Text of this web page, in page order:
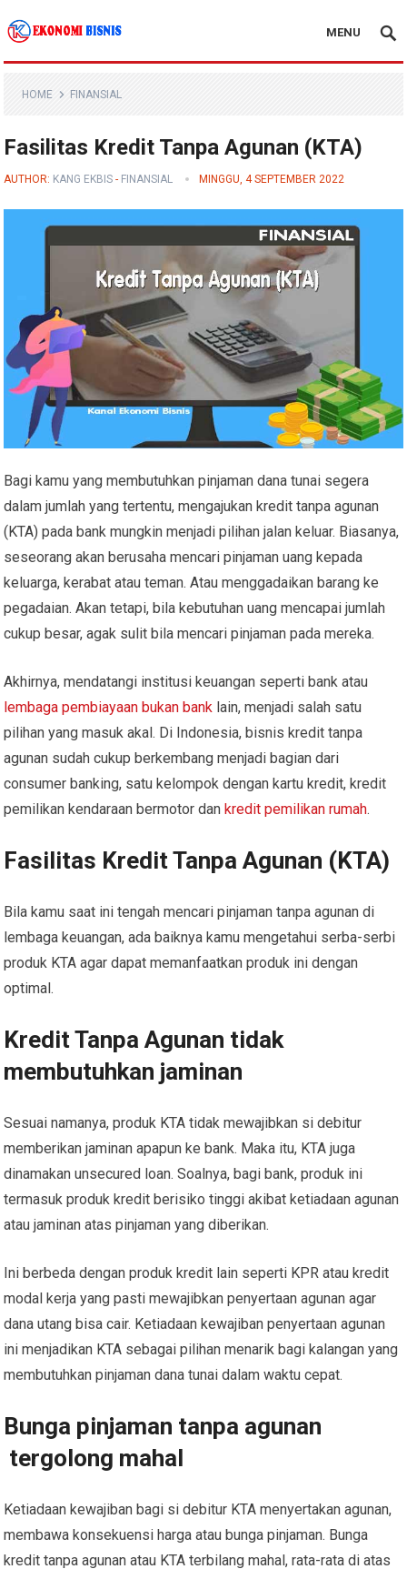
Kanal Ekonomi Bisnis
MENU
HOME FINANSIAL
Fasilitas Kredit Tanpa Agunan (KTA)
AUTHOR: KANG EKBIS - FINANSIAL MINGGU, 4 SEPTEMBER 2022
Bagi kamu yang membutuhkan pinjaman dana tunai segera
dalam jumlah yang tertentu, mengajukan kredit tanpa agunan
(KTA) pada bank mungkin menjadi pilihan jalan keluar. Biasanya,
seseorang akan berusaha mencari pinjaman uang kepada
keluarga, kerabat atau teman. Atau menggadaikan barang ke
pegadaian. Akan tetapi, bila kebutuhan uang mencapai jumlah
cukup besar, agak sulit bila mencari pinjaman pada mereka.
Akhirnya, mendatangi institusi keuangan seperti bank atau
lembaga pembiayaan bukan bank lain, menjadi salah satu
pilihan yang masuk akal. Di Indonesia, bisnis kredit tanpa
agunan sudah cukup berkembang menjadi bagian dari
consumer banking, satu kelompok dengan kartu kredit, kredit
pemilikan kendaraan bermotor dan kredit pemilikan rumah.
Fasilitas Kredit Tanpa Agunan (KTA)
Bila kamu saat ini tengah mencari pinjaman tanpa agunan di
lembaga keuangan, ada baiknya kamu mengetahui serba-serbi
produk KTA agar dapat memanfaatkan produk ini dengan
optimal.
Kredit Tanpa Agunan tidak
membutuhkan jaminan
Sesuai namanya, produk KTA tidak mewajibkan si debitur
memberikan jaminan apapun ke bank. Maka itu, KTA juga
dinamakan unsecured loan. Soalnya, bagi bank, produk ini
termasuk produk kredit berisiko tinggi akibat ketiadaan agunan
atau jaminan atas pinjaman yang diberikan.
Ini berbeda dengan produk kredit lain seperti KPR atau kredit
modal kerja yang pasti mewajibkan penyertaan agunan agar
dana utang bisa cair. Ketiadaan kewajiban penyertaan agunan
ini menjadikan KTA sebagai pilihan menarik bagi kalangan yang
membutuhkan pinjaman dana tunai dalam waktu cepat.
Bunga pinjaman tanpa agunan
tergolong mahal
Ketiadaan kewajiban bagi si debitur KTA menyertakan agunan,
membawa konsekuensi harga atau bunga pinjaman. Bunga
kredit tanpa agunan atau KTA terbilang mahal, rata-rata di atas